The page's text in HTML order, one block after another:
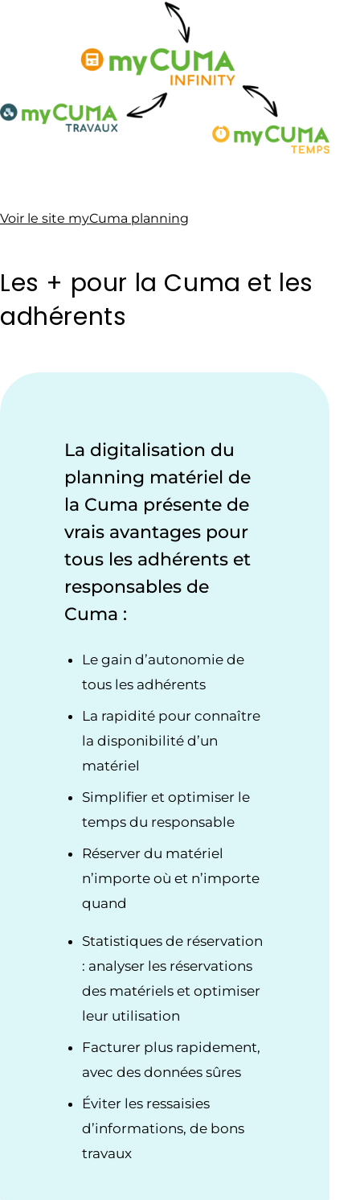
Voir le site myCuma planning
Les + pour la Cuma et les
adhérents
La digitalisation du
planning matériel de
la Cuma présente de
vrais avantages pour
tous les adhérents et
responsables de
Cuma :
Le gain d’autonomie de
tous les adhérents
La rapidité pour connaître
la disponibilité d’un
matériel
Simplifier et optimiser le
temps du responsable
Réserver du matériel
n’importe où et n’importe
quand
Statistiques de réservation
: analyser les réservations
des matériels et optimiser
leur utilisation
Facturer plus rapidement,
avec des données sûres
Éviter les ressaisies
d’informations, de bons
travaux